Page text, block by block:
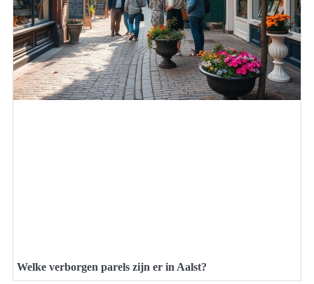
Welke verborgen parels zijn er in Aalst?